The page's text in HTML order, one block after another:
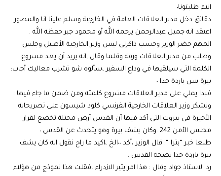
انتم طلبتونا٠
دقائق دخل مدير العلاقات العامة في الخارجية وسلم علينا انا والمصور
اعتقد انه جميل عبدالرحمن يرحمه الله أو محمود جبر حفظه الله .
المهم حضر الوزير وحسب ذاكرتي ليس وزير الخارجية الأصيل وجلس
وطلب من مدير العلاقات ورقة وقلما وقال ,انه يريد أن يعد مشروع
الكلمة التي سيلقيها في وداع السفير ،سألوه شو تشرب معاليك أجاب:
بيرة بس باردة جدا ٠
فبدا يملي على مدير العلاقات مشروع كلمته ومن ضمن ما جاء فيها :
ونشكر وزير العلاقات الخارجية الفرنسي كلود شيسون على تصريحاته
الأخيرة في بيروت التي أكد فيها أن القدس أرض محتلة تخضع لقرار
مجلس الأمن 242 .وكان يشف بيرة وهو يتحدث عن القدس ٠
طبعا خبر “بترا “: قال الوزير ،أكد ٠٠الخ ،اكيد ما راح نقول انه كان يشف
بيرة باردة جدا بصحة القدس .
رد الاستاذ جواد وقال : هذا امر يثير الازدراء ،فقلت هذا نموذج من هؤلاء